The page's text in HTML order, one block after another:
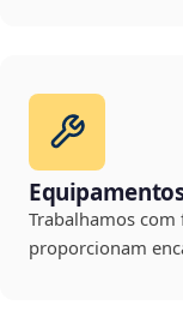
Trabalhamos com
proporcionam